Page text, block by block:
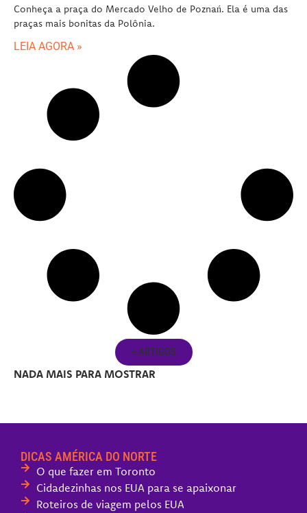
Conheça a praça do Mercado Velho de Poznań. Ela é uma das
praças mais bonitas da Polônia.
LEIA AGORA »
+ ARTIGOS
NADA MAIS PARA MOSTRAR
DICAS AMÉRICA DO NORTE
O que fazer em Toronto
Cidadezinhas nos EUA para se apaixonar
Roteiros de viagem pelos EUA